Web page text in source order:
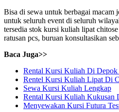
Bisa di sewa untuk berbagai macam
untuk seluruh event di seluruh
tersedia stok kursi kuliah lipat
ratusan pcs, buruan konsultasikan
Baca Juga>>
Rental Kursi Kuliah Di Depok
Rentel Kursi Kuliah Lipat Di
Sewa Kursi Kuliah Lengkap
Rental Kursi Kuliah Kukusan
Menyewakan Kursi Futura